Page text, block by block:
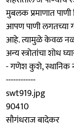
मुबलक प्रमाणात
आपण पाणी लगतच्या
आहे. त्यामुळे केवळ
अन्य स्त्रोतांचा शोध
- गणेश कुशे, स्थानिक
------------
swt919.jpg
90410
सौगंधराज बादेकर